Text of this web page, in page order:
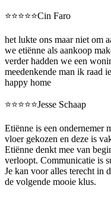
⭐️⭐️⭐️⭐️⭐️Cin Faro
het lukte ons maar niet om
we etiënne als aankoop
verder hadden we een
meedenkende man ik raad
happy home
⭐️⭐️⭐️⭐️⭐️Jesse Schaap
Etiënne is een ondernemer
vloer gekozen en deze is
Etiënne denkt mee van
verloopt. Communicatie is
Je kan voor alles terecht in
de volgende mooie klus.